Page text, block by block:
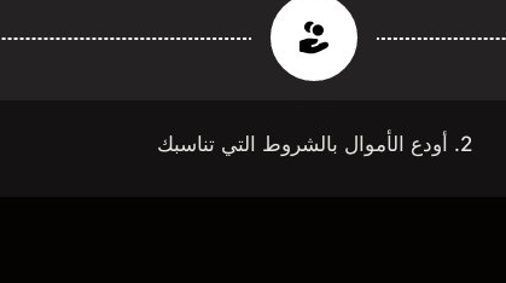
2. أودع الأموال بالشروط التي تناسبك